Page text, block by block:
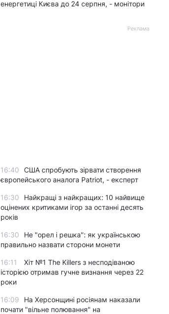
енергетиці Києва до 24 серпня, - монітори
Реклама
16:40
США спробують зірвати створення
європейського аналога Patriot, - експерт
16:30
Найкращі з найкращих: 10 найвище
оцінених критиками ігор за останні десять
років
16:30
Не "орел і решка": як українською
правильно назвати сторони монети
16:11
Хіт №1 The Killers з несподіваною
історією отримав гучне визнання через 22
роки
16:09
На Херсонщині росіянам наказали
почати "вільне полювання" на